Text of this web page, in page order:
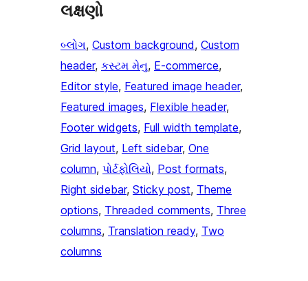
લક્ષણો
બ્લોગ, Custom background, Custom
header, કસ્ટમ મેનુ, E-commerce
Editor style, Featured image header
Featured images, Flexible header
Footer widgets, Full width template
Grid layout, Left sidebar, One
column, પોર્ટફોલિયો, Post formats
Right sidebar, Sticky post, Theme
options, Threaded comments, Three
columns, Translation ready, Two
columns